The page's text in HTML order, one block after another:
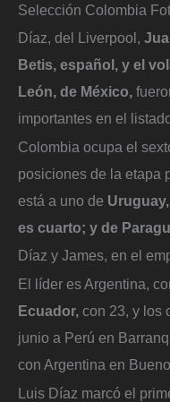
Selección Colombia
Díaz, del Liverpool,
Betis, español, y el
León, de México,
importantes en el
Colombia ocupa el
posiciones de la etapa
está a uno de
es cuarto; y de
Díaz y James, en el
El líder es Argentina,
Ecuador, con 23, y los
junio a Perú en
con Argentina en
Luis Díaz marcó el